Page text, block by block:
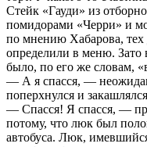
Стейк «Гауди» из
помидорами «Черри» и
по мнению Хабарова, тех
определили в меню. Зато
было, по его же словам,
— А я спасся, —
поперхнулся и
— Спасся! Я спасся, —
потому, что люк был
автобуса. Люк,